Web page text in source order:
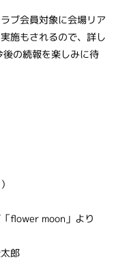
ブ会員対象に会場リア
施もされるので、詳し
の続報を楽しみに待
flower moon」より
郎